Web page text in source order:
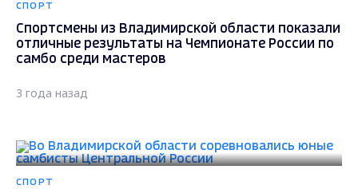
СПОРТ
Спортсмены из Владимирской области показали
отличные результаты на Чемпионате России по
самбо среди мастеров
3 года назад
СПОРТ